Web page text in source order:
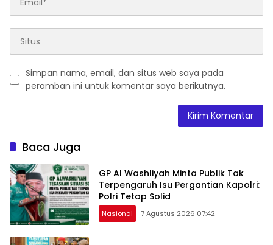
Simpan nama, email, dan situs web saya pada
peramban ini untuk komentar saya berikutnya.
Baca Juga
GP Al Washliyah Minta Publik Tak
Terpengaruh Isu Pergantian Kapolri:
Polri Tetap Solid
Nasional 7 Agustus 2026 07:42